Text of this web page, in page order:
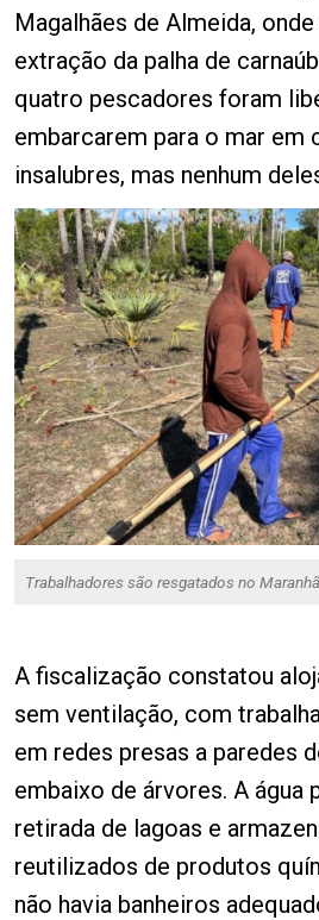
Magalhães de Almeida,
extração da palha de
quatro pescadores foram
embarcarem para o mar em
insalubres, mas nenhum
Trabalhadores são resgatados no
A fiscalização constatou
sem ventilação, com
em redes presas a paredes
embaixo de árvores. A água
retirada de lagoas e
reutilizados de produtos
não havia banheiros